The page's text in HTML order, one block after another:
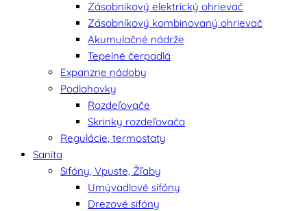
Zásobnikový elektrický ohrievač
Zásobníkový kombinovaný ohrievač
Akumulačné nádrže
Tepelné čerpadlá
Expanzne nádoby
Podlahovky
Rozdeľovače
Skrinky rozdeľovača
Regulácie, termostaty
Sanita
Sifóny, Vpuste, Žľaby
Umývadlové sifóny
Drezové sifóny